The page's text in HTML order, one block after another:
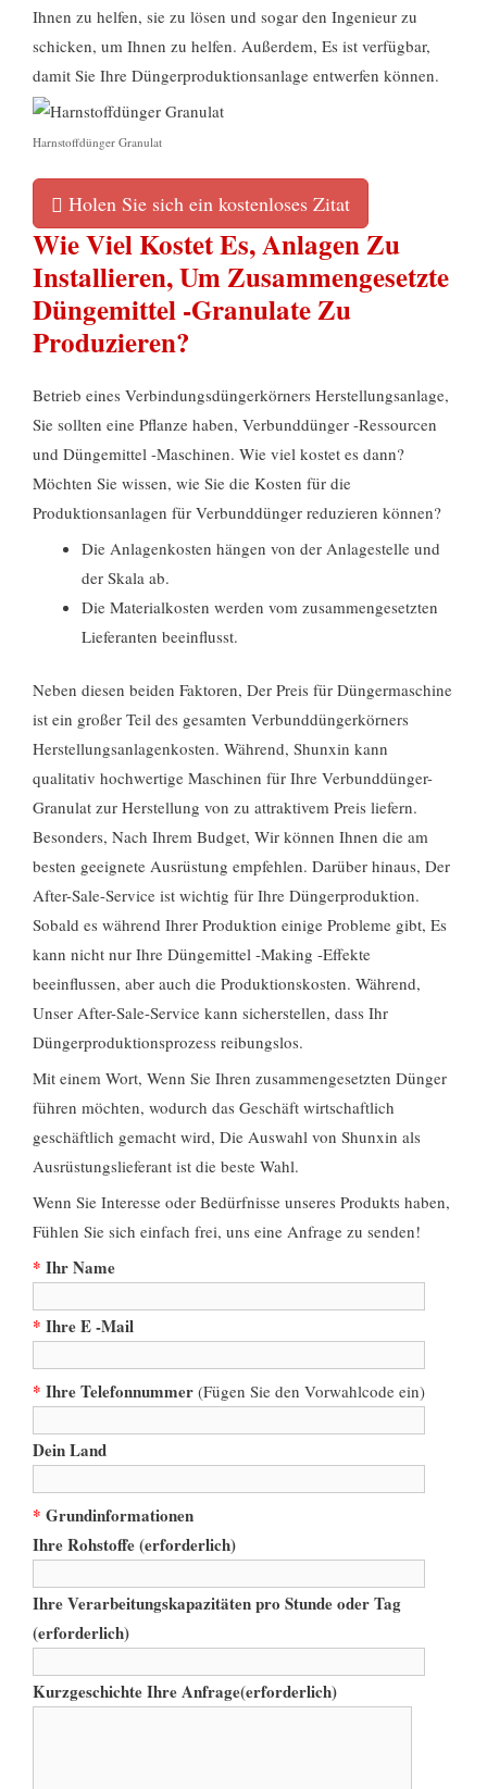
Ihnen zu helfen, sie zu lösen und sogar den Ingenieur zu
schicken, um Ihnen zu helfen. Außerdem, Es ist verfügbar,
damit Sie Ihre Düngerproduktionsanlage entwerfen können.
Harnstoffdünger Granulat
Holen Sie sich ein kostenloses Zitat
Wie Viel Kostet Es, Anlagen Zu
Installieren, Um Zusammengesetzte
Düngemittel -Granulate Zu
Produzieren?
Betrieb eines Verbindungsdüngerkörners Herstellungsanlage,
Sie sollten eine Pflanze haben, Verbunddünger -Ressourcen
und Düngemittel -Maschinen. Wie viel kostet es dann?
Möchten Sie wissen, wie Sie die Kosten für die
Produktionsanlagen für Verbunddünger reduzieren können?
Die Anlagenkosten hängen von der Anlagestelle und
der Skala ab.
Die Materialkosten werden vom zusammengesetzten
Lieferanten beeinflusst.
Neben diesen beiden Faktoren, Der Preis für Düngermaschine
ist ein großer Teil des gesamten Verbunddüngerkörners
Herstellungsanlagenkosten. Während, Shunxin kann
qualitativ hochwertige Maschinen für Ihre Verbunddünger-
Granulat zur Herstellung von zu attraktivem Preis liefern.
Besonders, Nach Ihrem Budget, Wir können Ihnen die am
besten geeignete Ausrüstung empfehlen. Darüber hinaus, Der
After-Sale-Service ist wichtig für Ihre Düngerproduktion.
Sobald es während Ihrer Produktion einige Probleme gibt, Es
kann nicht nur Ihre Düngemittel -Making -Effekte
beeinflussen, aber auch die Produktionskosten. Während,
Unser After-Sale-Service kann sicherstellen, dass Ihr
Düngerproduktionsprozess reibungslos.
Mit einem Wort, Wenn Sie Ihren zusammengesetzten Dünger
führen möchten, wodurch das Geschäft wirtschaftlich
geschäftlich gemacht wird, Die Auswahl von Shunxin als
Ausrüstungslieferant ist die beste Wahl.
Wenn Sie Interesse oder Bedürfnisse unseres Produkts haben,
Fühlen Sie sich einfach frei, uns eine Anfrage zu senden!
* Ihr Name
* Ihre E -Mail
* Ihre Telefonnummer (Fügen Sie den Vorwahlcode ein)
Dein Land
* Grundinformationen
Ihre Rohstoffe (erforderlich)
Ihre Verarbeitungskapazitäten pro Stunde oder Tag
(erforderlich)
Kurzgeschichte Ihre Anfrage(erforderlich)